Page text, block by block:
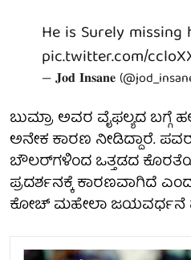
He is Surely
pic.twitter.com/
— 𝐉𝐨𝐝 𝐈𝐧𝐬𝐚𝐧𝐞
ಬುಮ್ರಾ ಅವರ ವೈಫಲ್ಯದ ಬಗ್ಗೆ
ಅನೇಕ ಕಾರಣ ನೀಡಿದ್ದಾರೆ.
ಬೌಲರ್‌ಗಳಿಂದ ಒತ್ತಡದ
ಪ್ರದರ್ಶನಕ್ಕೆ ಕಾರಣವಾಗಿದೆ
ಕೋಚ್ ಮಹೇಲಾ ಜಯವರ್ಧನೆ